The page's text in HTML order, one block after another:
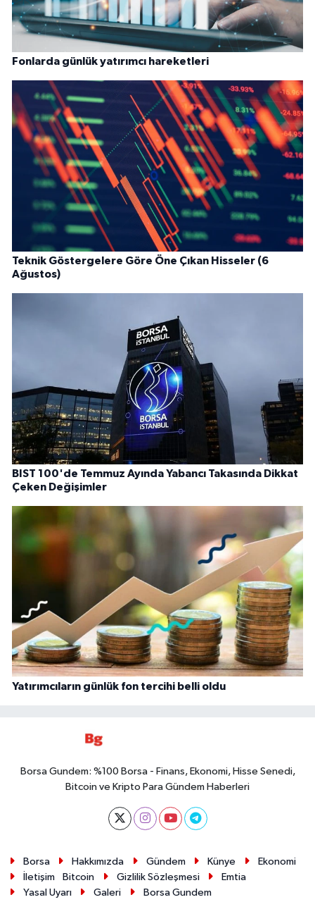
Fonlarda günlük yatırımcı hareketleri
Teknik Göstergelere Göre Öne Çıkan Hisseler (6
Ağustos)
BIST 100'de Temmuz Ayında Yabancı Takasında Dikkat
Çeken Değişimler
Yatırımcıların günlük fon tercihi belli oldu
Borsa Gundem: %100 Borsa - Finans, Ekonomi, Hisse Senedi,
Bitcoin ve Kripto Para Gündem Haberleri
Borsa Hakkımızda Gündem Künye
Ekonomi
İletişim
Bitcoin Gizlilik Sözleşmesi
Emtia
Yasal Uyarı
Galeri Borsa Gundem